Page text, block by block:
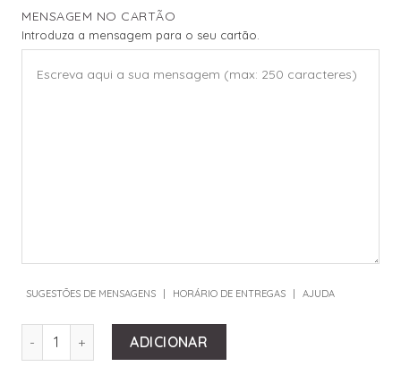
MENSAGEM NO CARTÃO
Introduza a mensagem para o seu cartão.
SUGESTÕES DE MENSAGENS HORÁRIO DE ENTREGAS AJUDA
QUANTIDADE DE WHITE FLOWERS
ADICIONAR